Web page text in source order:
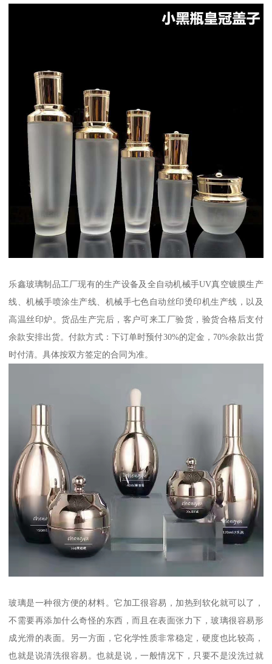
乐鑫玻璃制品工厂现有的生产设备及全自动机械手UV真空镀膜生产
线、机械手喷涂生产线、机械手七色自动丝印烫印机生产线，以及
高温丝印炉。货品生产完后，客户可来工厂验货，验货合格后支付
余款安排出货。付款方式：下订单时预付30%的定金，70%余款出货
时付清。具体按双方签定的合同为准。
玻璃是一种很方便的材料。它加工很容易，加热到软化就可以了，
不需要再添加什么奇怪的东西，而且在表面张力下，玻璃很容易形
成光滑的表面。另一方面，它化学性质非常稳定，硬度也比较高，
也就是说清洗很容易。也就是说，一般情况下，只要不是没洗过就